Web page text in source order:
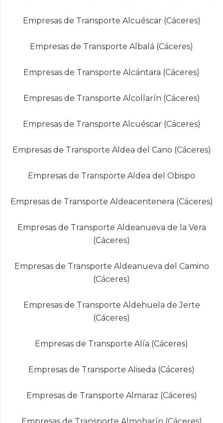
Empresas de Transporte Alcuéscar (Cáceres)
Empresas de Transporte Albalá (Cáceres)
Empresas de Transporte Alcántara (Cáceres)
Empresas de Transporte Alcollarín (Cáceres)
Empresas de Transporte Alcuéscar (Cáceres)
Empresas de Transporte Aldea del Cano (Cáceres)
Empresas de Transporte Aldea del Obispo
Empresas de Transporte Aldeacentenera (Cáceres)
Empresas de Transporte Aldeanueva de la Vera
(Cáceres)
Empresas de Transporte Aldeanueva del Camino
(Cáceres)
Empresas de Transporte Aldehuela de Jerte
(Cáceres)
Empresas de Transporte Alía (Cáceres)
Empresas de Transporte Aliseda (Cáceres)
Empresas de Transporte Almaraz (Cáceres)
Empresas de Transporte Almoharín (Cáceres)